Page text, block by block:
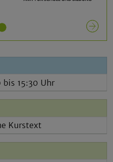
bis 15:30 Uhr
Kurstext